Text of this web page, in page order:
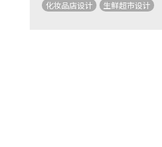
化妆品店设计
生鲜超市设计